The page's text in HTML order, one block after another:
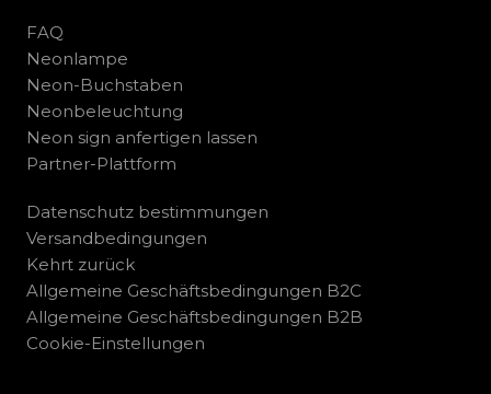
FAQ
Neonlampe
Neon-Buchstaben
Neonbeleuchtung
Neon sign anfertigen lassen
Partner-Plattform
Datenschutz bestimmungen
Versandbedingungen
Kehrt zurück
Allgemeine Geschäftsbedingungen B2C
Allgemeine Geschäftsbedingungen B2B
Cookie-Einstellungen